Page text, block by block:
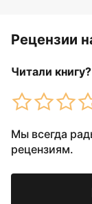
Рецензии
Читали
Мы всегда
рецензиям.